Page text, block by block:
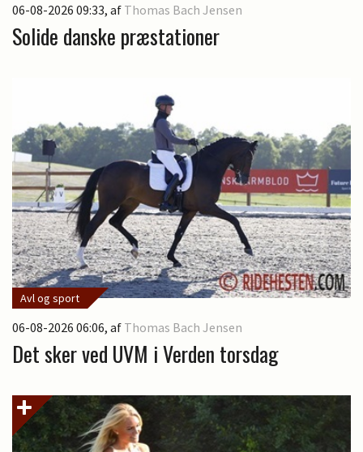
06-08-2026 09:33, af Thomas Bach Jensen
Solide danske præstationer
Avl og sport
06-08-2026 06:06, af Thomas Bach Jensen
Det sker ved UVM i Verden torsdag